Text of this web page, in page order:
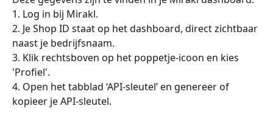
1. Log in bij Mirakl.
2. Je Shop ID staat op het dashboard, direct zichtbaar
naast je bedrijfsnaam.
3. Klik rechtsboven op het poppetje-icoon en kies
'Profiel'.
4. Open het tabblad ‘API-sleutel’ en genereer of
kopieer je API-sleutel.